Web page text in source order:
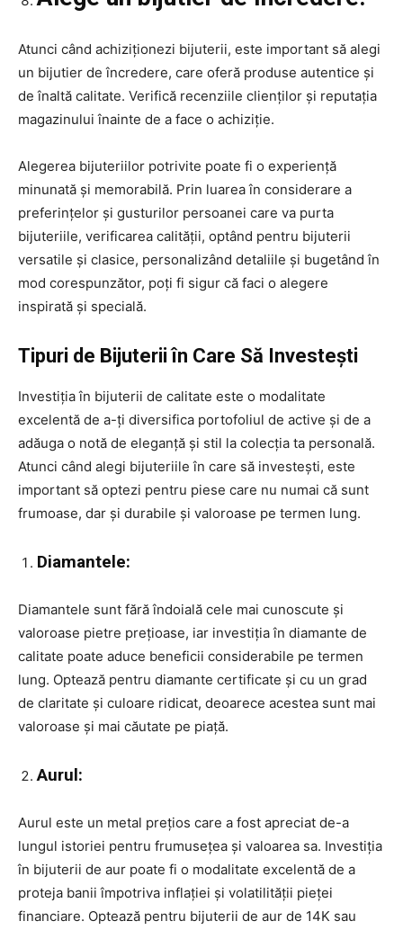
Atunci când achiziționezi bijuterii, este important să alegi
un bijutier de încredere, care oferă produse autentice și
de înaltă calitate. Verifică recenziile clienților și reputația
magazinului înainte de a face o achiziție.
Alegerea bijuteriilor potrivite poate fi o experiență
minunată și memorabilă. Prin luarea în considerare a
preferințelor și gusturilor persoanei care va purta
bijuteriile, verificarea calității, optând pentru bijuterii
versatile și clasice, personalizând detaliile și bugetând în
mod corespunzător, poți fi sigur că faci o alegere
inspirată și specială.
Tipuri de Bijuterii în Care Să Investești
Investiția în bijuterii de calitate este o modalitate
excelentă de a-ți diversifica portofoliul de active și de a
adăuga o notă de eleganță și stil la colecția ta personală.
Atunci când alegi bijuteriile în care să investești, este
important să optezi pentru piese care nu numai că sunt
frumoase, dar și durabile și valoroase pe termen lung.
Diamantele:
Diamantele sunt fără îndoială cele mai cunoscute și
valoroase pietre prețioase, iar investiția în diamante de
calitate poate aduce beneficii considerabile pe termen
lung. Optează pentru diamante certificate și cu un grad
de claritate și culoare ridicat, deoarece acestea sunt mai
valoroase și mai căutate pe piață.
Aurul:
Aurul este un metal prețios care a fost apreciat de-a
lungul istoriei pentru frumusețea și valoarea sa. Investiția
în bijuterii de aur poate fi o modalitate excelentă de a
proteja banii împotriva inflației și volatilității pieței
financiare. Optează pentru bijuterii de aur de 14K sau